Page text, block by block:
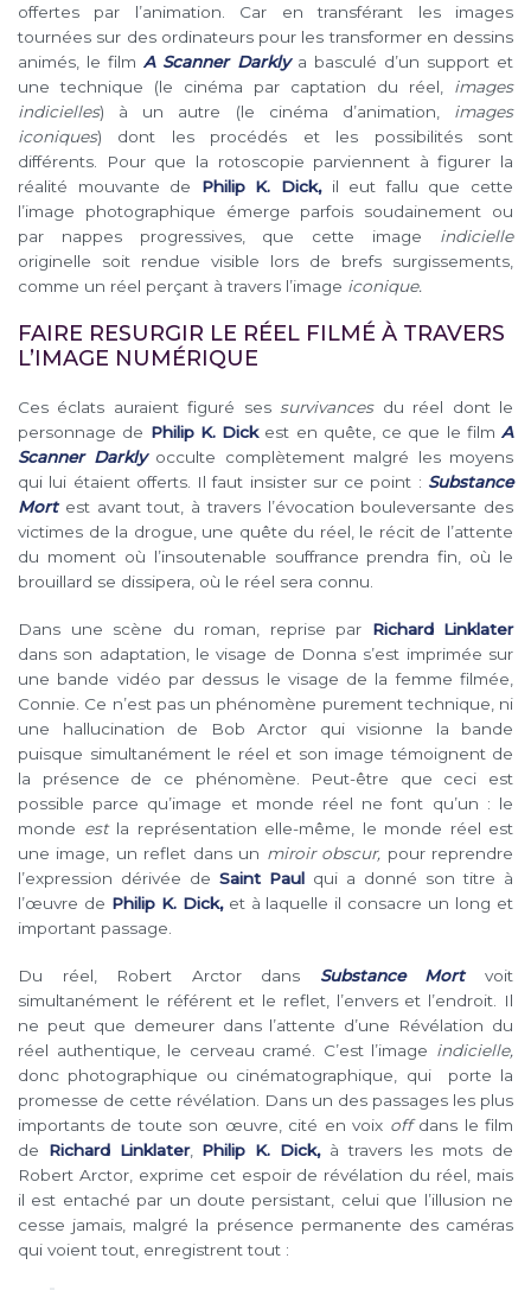
offertes par l’animation. Car en transférant les images
tournées sur des ordinateurs pour les transformer en dessins
animés, le filmA Scanner Darklya basculé d’un support et
une technique (le cinéma par captation du réel,
images
indicielles) à un autre (le cinéma d’animation, images
iconiques) dont les procédés et les possibilités sont
différents. Pour que la rotoscopie parviennent à figurer la
réalité mouvante de Philip K. Dick, il eut fallu que cette
l’image photographique émerge parfois soudainement ou
par nappes progressives, que cette image indicielle
originelle soit rendue visible lors de brefs surgissements,
comme un réel perçant à travers l’image iconique.
FAIRE RESURGIR LE RÉEL FILMÉ À TRAVERS
L’IMAGE NUMÉRIQUE
Ces éclats auraient figuré ses survivancesdu réel dont le
personnage de Philip K. Dickest en quête, ce que le film A
Scanner Darkly occulte complètement malgré les moyens
qui lui étaient offerts. Il faut insister sur ce point : Substance
Mortest avant tout, à travers l’évocation bouleversante des
victimes de la drogue, une quête du réel, le récit de l’attente
du moment où l’insoutenable souffrance prendra fin, où le
brouillard se dissipera, où le réel sera connu.
Dans une scène du roman, reprise par Richard Linklater
dans son adaptation, le visage de Donna s’est imprimée sur
une bande vidéo par dessus le visage de la femme filmée,
Connie. Ce n’est pas un phénomène purement technique, ni
une hallucination de Bob Arctor qui visionne la bande
puisque simultanément le réel et son image témoignent de
la présence de ce phénomène. Peut-être que ceci est
possible parce qu’image et monde réel ne font qu’un : le
monde estla représentation elle-même, le monde réel est
une image, un reflet dans un miroir obscur, pour reprendre
l’expression dérivée de Saint Paul qui a donné son titre à
l’œuvre de Philip K. Dick, et à laquelle il consacre un long et
important passage.
Du réel, Robert Arctor dans Substance Mortvoit
simultanément le référent et le reflet, l’envers et l’endroit. Il
ne peut que demeurer dans l’attente d’une Révélation du
réel authentique, le cerveau cramé. C’est l’image indicielle,
donc photographique ou cinématographique, qui porte la
promesse de cette révélation. Dans un des passages les plus
importants de toute son œuvre, cité en voix offdans le film
de Richard Linklater, Philip K. Dick,à travers les mots de
Robert Arctor, exprime cet espoir de révélation du réel, mais
il est entaché par un doute persistant, celui que l’illusion ne
cesse jamais, malgré la présence permanente des caméras
qui voient tout, enregistrent tout :